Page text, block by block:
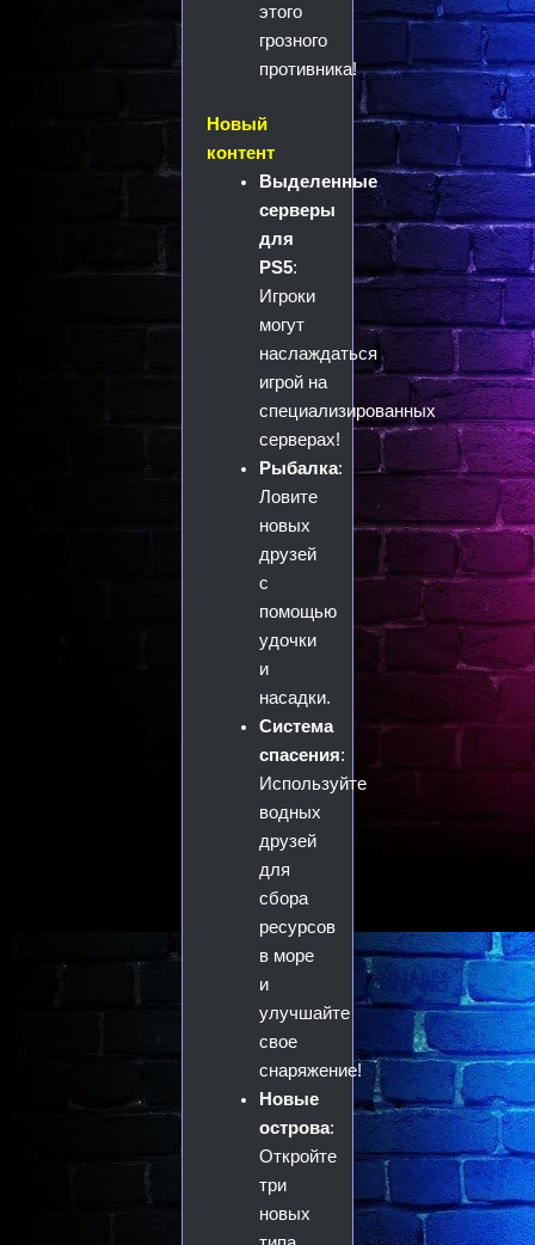
этого
грозного
противника!
Новый
контент
Выделенные
серверы
для
PS5:
Игроки
могут
наслаждаться
игрой на
специализированных
серверах!
Рыбалка:
Ловите
новых
друзей
с
помощью
удочки
и
насадки.
Система
спасения:
Используйте
водных
друзей
для
сбора
ресурсов
в море
и
улучшайте
свое
снаряжение!
Новые
острова:
Откройте
три
новых